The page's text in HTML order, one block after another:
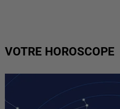
VOTRE HOROSCOPE